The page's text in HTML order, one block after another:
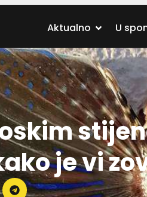
Aktualno U
je vi